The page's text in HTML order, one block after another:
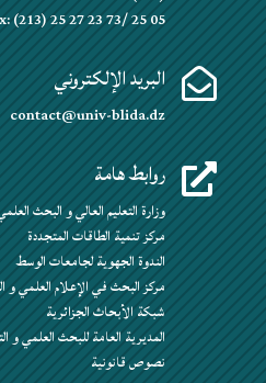
(213) 25 27 23 73/ 25 05
 البريد الإلكتروني
contact@univ-blida.dz
 روابط هامة
وزارة التعليم العالي و البحث
مركز تنمية الطاقات المتجددة
الندوة الجهوية لجامعات الوسط
مركز البحث في الإعلام العلمي و
شبكة الأبحاث الجزائرية
المديرية العامة للبحث العلمي و
نصوص قانونية